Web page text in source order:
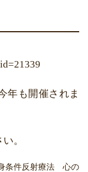
年も開催されま
。
条件反射療法 心の